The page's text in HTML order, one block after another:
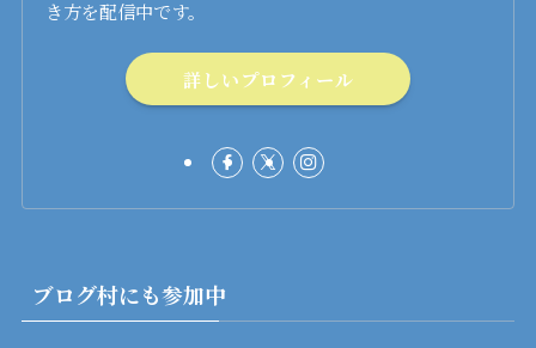
き方を配信中です。
詳しいプロフィール
ブログ村にも参加中